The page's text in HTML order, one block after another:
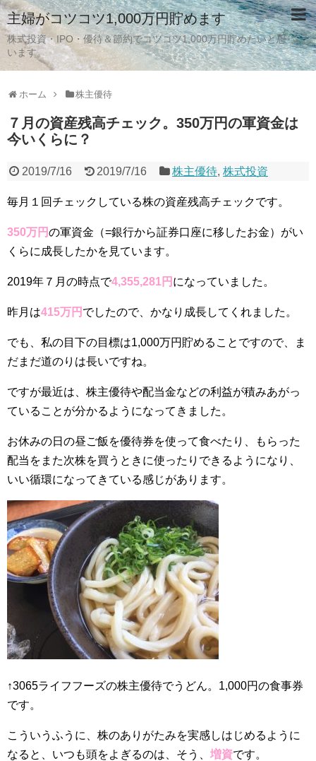
主婦がコツコツ1,000万円貯めます
株式投資・IPO・優待＆節約でコツコツ1,000万円貯めたいと思
います。
ホーム 株主優待
７月の資産残高チェック。350万円の軍資金は
今いくらに？
2019/7/16 2019/7/16 株主優待,株式投資
毎月１回チェックしている株の資産残高チェックです。
350万円の軍資金（=銀行から証券口座に移したお金）がい
くらに成長したかを見ています。
2019年７月の時点で4,355,281円 になっていました。
昨月は415万円 でしたので、かなり成長してくれました。
でも、私の目下の目標は1,000万円貯めることですので、ま
だまだ道のりは長いですね。
ですが最近は、株主優待や配当金などの利益が積みあがっ
ていることが分かるようになってきました。
お休みの日の昼ご飯を優待券を使って食べたり、もらった
配当をまた次株を買うときに使ったりできるようになり、
いい循環になってきている感じがあります。
↑3065ライフフーズの株主優待でうどん。1,000円の食事券
です。
こういうふうに、株のありがたみを実感しはじめるように
なると、いつも頭をよぎるのは、そう、 増資です。